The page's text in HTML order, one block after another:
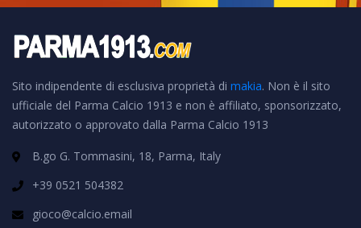
Sito indipendente di esclusiva proprietà di makia. Non è il sito
ufficiale del Parma Calcio 1913 e non è affiliato, sponsorizzato,
autorizzato o approvato dalla Parma Calcio 1913
B.go G. Tommasini, 18, Parma, Italy
+39 0521 504382
gioco@calcio.email